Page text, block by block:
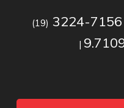
(19) 3224-
|